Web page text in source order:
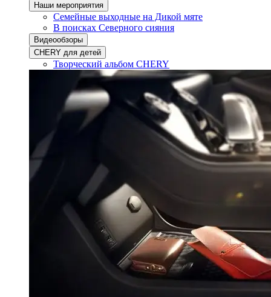
Наши мероприятия
Семейные выходные на Дикой мяте
В поисках Северного сияния
Видеообзоры
CHERY для детей
Творческий альбом CHERY